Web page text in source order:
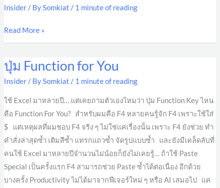
Insider/ BySomkiat / 1 minute of reading
Enter
แหละ
เสร็จ
Read More »
ปุ่ม Function for You
Insider/ BySomkiat / 1 minute of reading
ใช้ Excel มาหลายปี… แต่เคยถามตัวเองไหมว่า ปุ่ม Function Key ไหน
คือ Function For You? สำหรับผมคือ F4 หลายคนรู้จัก F4 เพราะใช้ใส่
$ แต่เหตุผลที่ผมชอบ F4 จริง ๆ ไม่ใช่แค่เรื่องนั้น เพราะ F4 ยังช่วย ทำ
คำสั่งล่าสุดซ้ำ เติมสีซ้ำ แทรกแถวซ้ำ จัดรูปแบบซ้ำ และยังมีเคล็ดลับที่
คนใช้ Excel มาหลายปีจำนวนไม่น้อยก็ยังไม่เคยรู้… ถ้าใช้ Paste
Special เป็นครั้งแรก F4 สามารถช่วย Paste ซ้ำได้ต่อเนื่อง อีกด้วย
บางครั้ง Productivity ไม่ได้มาจากฟีเจอร์ใหม่ ๆ หรือ AI เสมอไป แค่
ปุ่ม
Function
You